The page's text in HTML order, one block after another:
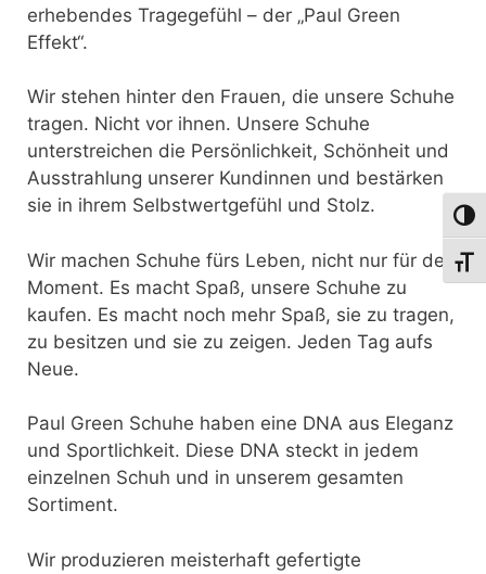
erhebendes Tragegefühl – der „Paul Green
Effekt“.
Wir stehen hinter den Frauen, die unsere Schuhe
tragen. Nicht vor ihnen. Unsere Schuhe
unterstreichen die Persönlichkeit, Schönheit und
Ausstrahlung unserer Kundinnen und bestärken
sie in ihrem Selbstwertgefühl und Stolz.
Wir machen Schuhe fürs Leben, nicht nur für den
Moment. Es macht Spaß, unsere Schuhe zu
kaufen. Es macht noch mehr Spaß, sie zu tragen,
zu besitzen und sie zu zeigen. Jeden Tag aufs
Neue.
Paul Green Schuhe haben eine DNA aus Eleganz
und Sportlichkeit. Diese DNA steckt in jedem
einzelnen Schuh und in unserem gesamten
Sortiment.
Wir produzieren meisterhaft gefertigte